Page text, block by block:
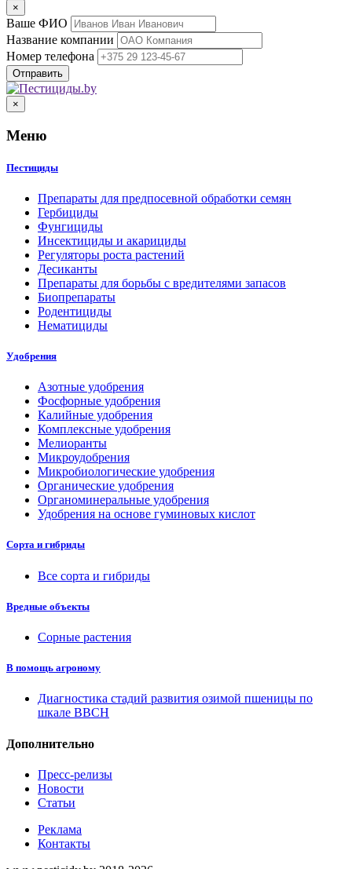
×
Ваше ФИО
Название компании
Номер телефона
×
Меню
Пестициды
Препараты для предпосевной обработки семян
Гербициды
Фунгициды
Инсектициды и акарициды
Регуляторы роста растений
Десиканты
Препараты для борьбы с вредителями запасов
Биопрепараты
Родентициды
Нематициды
Удобрения
Азотные удобрения
Фосфорные удобрения
Калийные удобрения
Комплексные удобрения
Мелиоранты
Микроудобрения
Микробиологические удобрения
Органические удобрения
Органоминеральные удобрения
Удобрения на основе гуминовых кислот
Сорта и гибриды
Все сорта и гибриды
Вредные объекты
Сорные растения
В помощь агроному
Диагностика стадий развития озимой пшеницы по
шкале ВВСН
Дополнительно
Пресс-релизы
Новости
Статьи
Реклама
Контакты